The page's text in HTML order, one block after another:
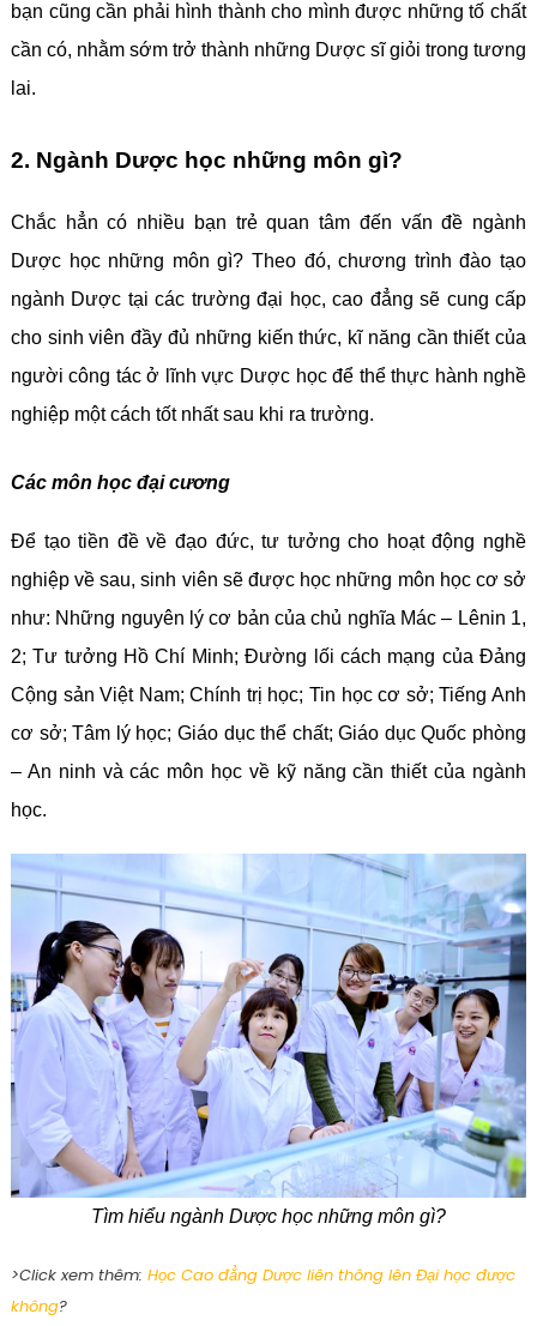
bạn cũng cần phải hình thành cho mình được những tố chất
cần có, nhằm sớm trở thành những Dược sĩ giỏi trong tương
lai.
2. Ngành Dược học những môn gì?
Chắc hẳn có nhiều bạn trẻ quan tâm đến vấn đề ngành
Dược học những môn gì? Theo đó, chương trình đào tạo
ngành Dược tại các trường đại học, cao đẳng sẽ cung cấp
cho sinh viên đầy đủ những kiến thức, kĩ năng cần thiết của
người công tác ở lĩnh vực Dược học để thể thực hành nghề
nghiệp một cách tốt nhất sau khi ra trường.
Các môn học đại cương
Để tạo tiền đề về đạo đức, tư tưởng cho hoạt động nghề
nghiệp về sau, sinh viên sẽ được học những môn học cơ sở
như: Những nguyên lý cơ bản của chủ nghĩa Mác – Lênin 1,
2; Tư tưởng Hồ Chí Minh; Đường lối cách mạng của Đảng
Cộng sản Việt Nam; Chính trị học; Tin học cơ sở; Tiếng Anh
cơ sở; Tâm lý học; Giáo dục thể chất; Giáo dục Quốc phòng
– An ninh và các môn học về kỹ năng cần thiết của ngành
học.
Tìm hiểu ngành Dược học những môn gì?
>Click xem thêm: Học Cao đẳng Dược liên thông lên Đại học được
không?